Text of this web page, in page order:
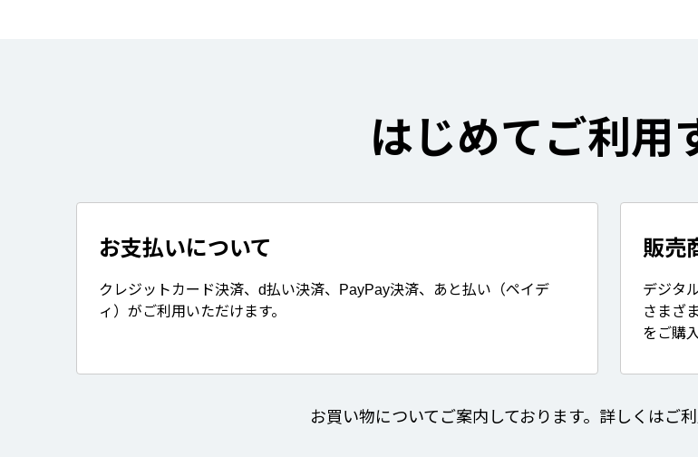
はじめてご利用
お支払いについて
クレジットカード決済、d払い決済、PayPay決済、あと払い（ペイデ
ィ）がご利用いただけます。
販売
デジタ
さまざ
をご購
お買い物についてご案内しております。詳しくはご